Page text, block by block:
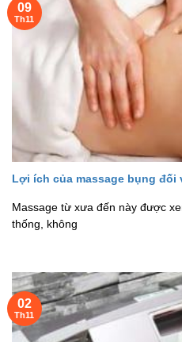
Lợi ích của massage bụng đối
Massage từ xưa đến này được
thống, không
09
Th11
02
Th11